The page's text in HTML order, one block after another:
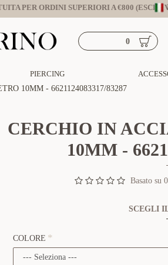
PER ORDINI SUPERIORI A €800 (ESCL.
0
PIERCING
10MM - 6621124083317/83287
CERCHIO IN
10MM -
Basato su
SCEGLI
COLORE